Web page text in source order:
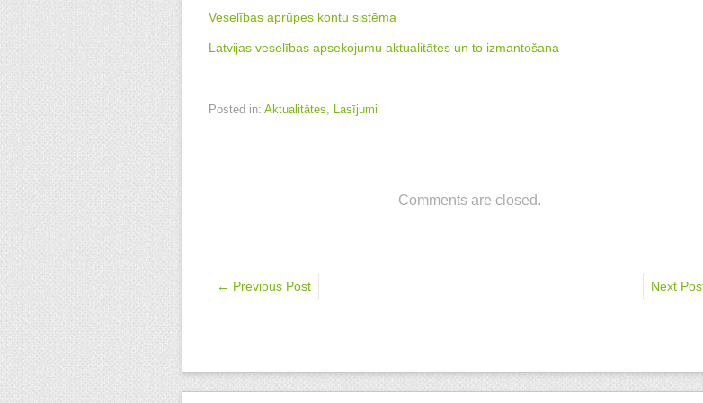
Veselības aprūpes kontu sistēma
Latvijas veselības apsekojumu aktualitātes un to izmantošana
Posted in: Aktualitātes, Lasījumi
Comments are closed.
← Previous Post Next